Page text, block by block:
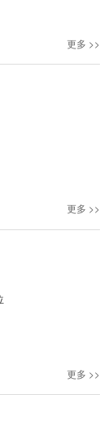
更多 >>
更多 >>
更多 >>